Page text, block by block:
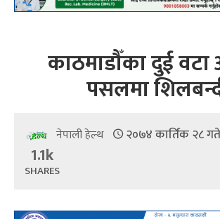
काठमाडौँका दुई
पसलमा
नेपाली हेल्थ २०७४ कार्तिक २८
1.1k
SHARES